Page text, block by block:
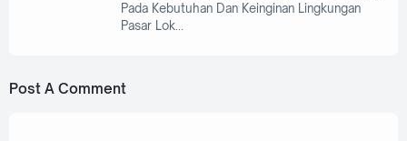
Pada Kebutuhan Dan Keinginan Lingkungan
Pasar Lok
Post A Comment